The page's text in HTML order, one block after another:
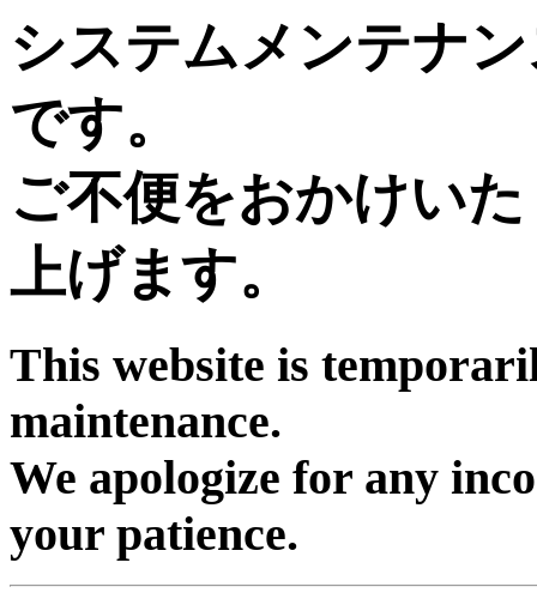
システムメンテナ
です。
ご不便をおかけい
上げます。
This website is
maintenance.
We apologize for any
your patience.